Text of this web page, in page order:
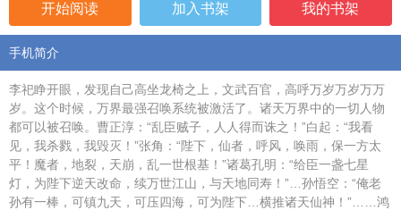
开始阅读 加入书架 我的书架
手机简介
李祀睁开眼，发现自己高坐龙椅之上，文武百官，高呼万岁万岁万万
岁。这个时候，万界最强召唤系统被激活了。诸天万界中的一切人物
都可以被召唤。曹正淳：“乱臣贼子，人人得而诛之！”白起：“我看
见，我杀戮，我毁灭！”张角：“陛下，仙者，呼风，唤雨，保一方太
平！魔者，地裂，天崩，乱一世根基！”诸葛孔明：“给臣一盏七星
灯，为陛下逆天改命，续万世江山，与天地同寿！”…孙悟空：“俺老
孙有一棒，可镇九天，可压四海，可为陛下…横推诸天仙神！”……鸿